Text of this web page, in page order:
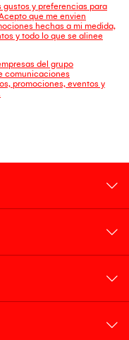
gustos y preferencias para
que me envien
hechas a mi medida,
y todo lo que se alinee
del grupo
comunicaciones
promociones, eventos y